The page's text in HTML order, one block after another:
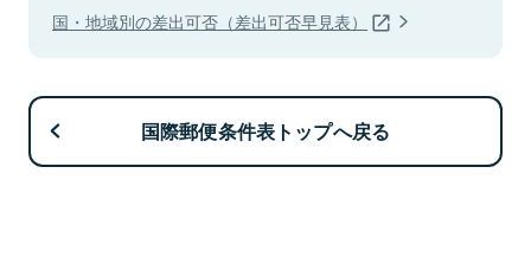
国・地域別の差出可否（差出可否早見表）
国際郵便条件表トップへ戻る